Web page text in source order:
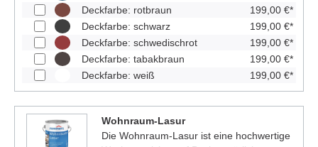
Deckfarbe: rotbraun
199,00 €*
Deckfarbe: schwarz
199,00 €*
Deckfarbe: schwedischrot
199,00 €*
Deckfarbe: tabakbraun
199,00 €*
Deckfarbe: weiß
199,00 €*
Wohnraum-Lasur
Die Wohnraum-Lasur ist eine hochwertige